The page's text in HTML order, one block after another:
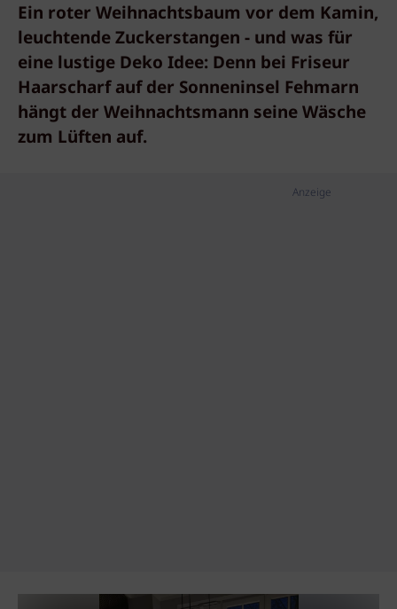
Ein roter Weihnachtsbaum vor dem Kamin,
leuchtende Zuckerstangen - und was für
eine lustige Deko Idee: Denn bei Friseur
Haarscharf auf der Sonneninsel Fehmarn
hängt der Weihnachtsmann seine Wäsche
zum Lüften auf.
Anzeige